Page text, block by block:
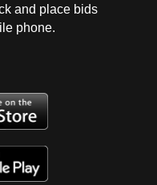
and place bids
phone.